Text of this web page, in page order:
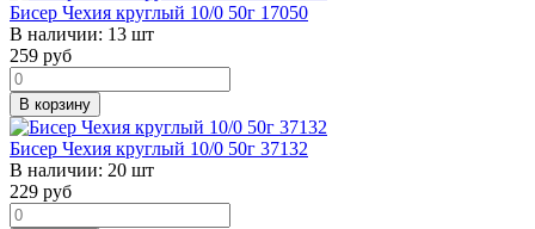
Бисер Чехия круглый 10/0 50г 17050
В наличии: 13 шт
259 руб
В корзину
Бисер Чехия круглый 10/0 50г 37132
В наличии: 20 шт
229 руб